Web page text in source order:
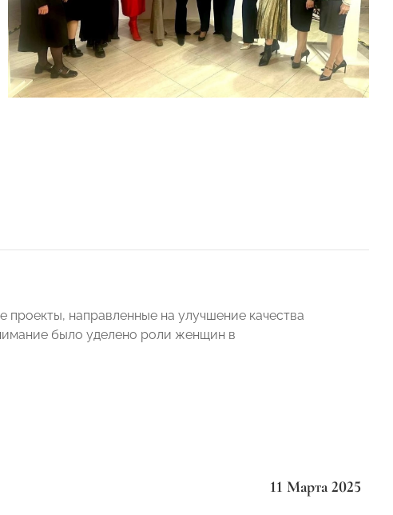
направленные на улучшение качества
было уделено роли женщин в
11 Марта 2025